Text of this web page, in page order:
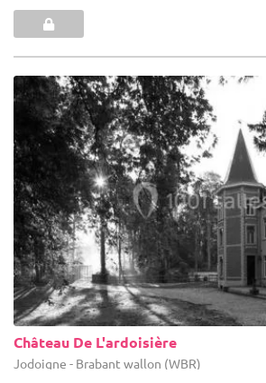
Château De L'ardoisière
Jodoigne - Brabant wallon (WBR)